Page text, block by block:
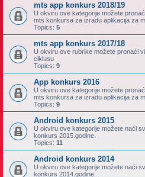
mts app konkurs 2018/19
U okviru ove kategorije možete
mts konkursa za izradu aplikacija za
Topics: 5
mts app konkurs 2017/18
U okviru ove rubrike možete pronaći
ciklusu
Topics: 9
App konkurs 2016
U okviru ove kategorije možete
mts konkursa za izradu aplikacija za
Topics: 9
Android konkurs 2015
U okviru ove kategorije možete naći
konkurs 2015.godine.
Topics: 11
Android konkurs 2014
U okviru ove kategorije možete naći
konkurs 2014.godine.